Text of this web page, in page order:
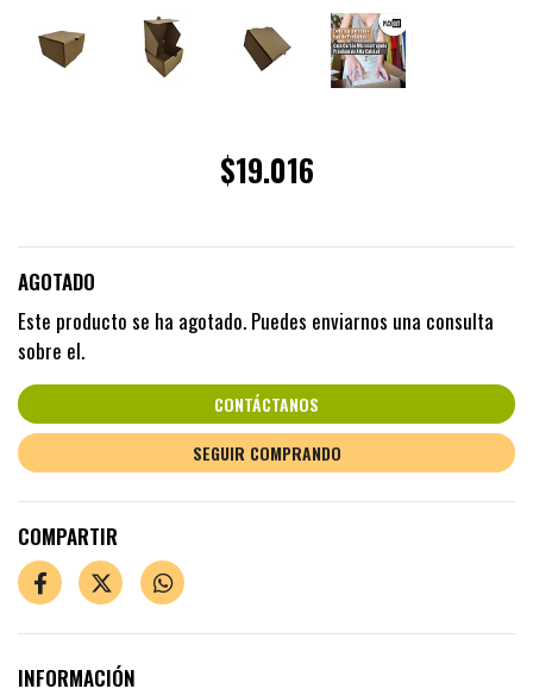
$19.016
AGOTADO
Este producto se ha agotado. Puedes enviarnos una consulta
sobre el.
CONTÁCTANOS
SEGUIR COMPRANDO
COMPARTIR
INFORMACIÓN